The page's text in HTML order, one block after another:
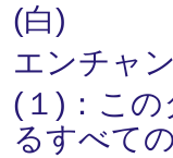
(白)
エンチャ
(１)：こ
るすべて